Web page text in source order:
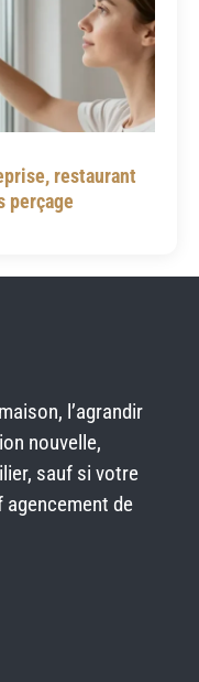
restaurant
perçage
l’agrandir
nouvelle,
sauf si votre
agencement de